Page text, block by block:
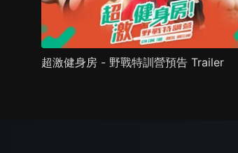
超激健身房 - 野戰特訓營預告 Trailer